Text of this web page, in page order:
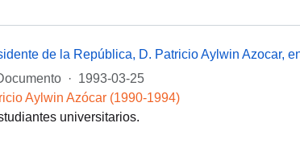
· 1993-03-25
Aylwin Azócar (1990-1994)
universitarios.